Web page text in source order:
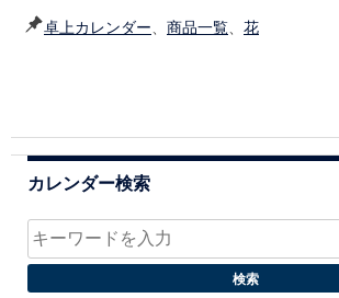
卓上カレンダー、 商品一覧、 花
カレンダー検索